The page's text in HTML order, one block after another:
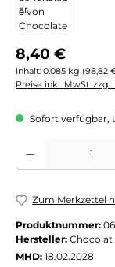
Regulärer Preis:
8,40 €
Inhalt: 0.085 kg (98,82
Preise inkl. MwSt.
Sofort verfügbar,
Produkt Anzahl: Gib
Zum Merkzettel
Produktnummer:
Hersteller: Chocolat
MHD: 18.02.2028